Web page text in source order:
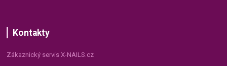
Kontakty
Zákaznický servis X-NAILS.cz